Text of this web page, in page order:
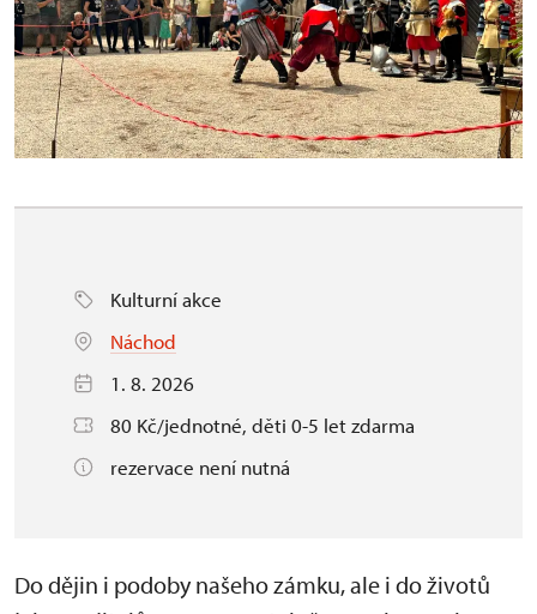
Kulturní akce
Náchod
1. 8. 2026
80 Kč/jednotné, děti 0-5 let zdarma
rezervace není nutná
Do dějin i podoby našeho zámku, ale i do životů